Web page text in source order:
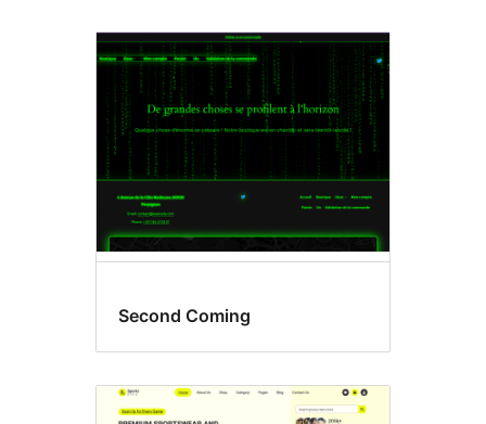
Second Coming